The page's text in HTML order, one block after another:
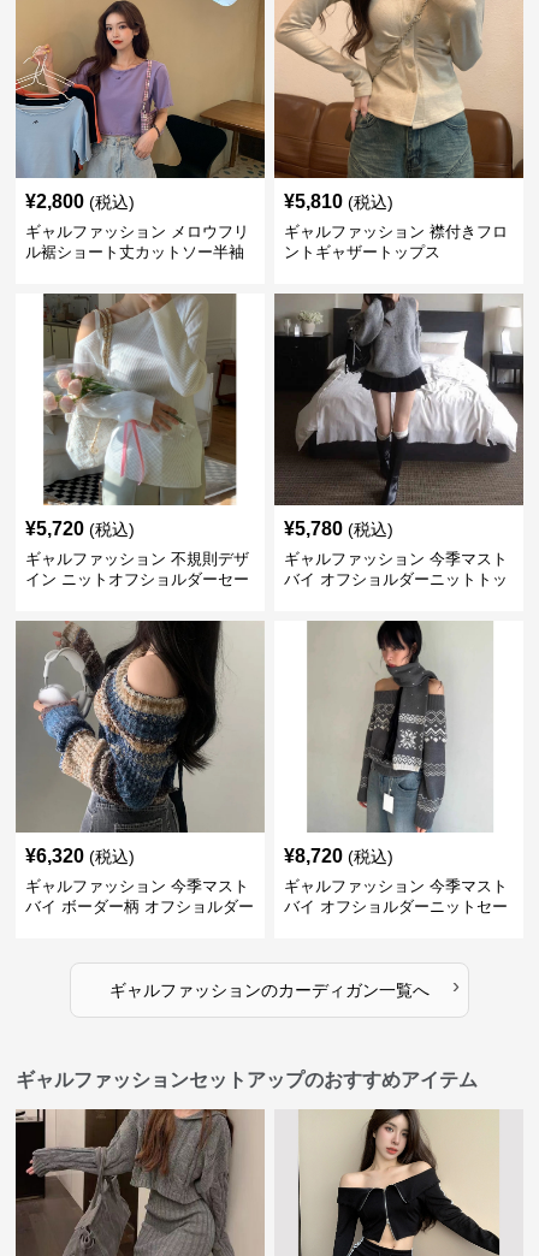
¥2,800 (税込)
ギャルファッション メロウフリ
ル裾ショート丈カットソー半袖
¥5,810 (税込)
ギャルファッション 襟付きフロ
ントギャザートップス
¥5,720 (税込)
ギャルファッション 不規則デザ
イン ニットオフショルダーセー
¥5,780 (税込)
ギャルファッション 今季マスト
バイ オフショルダーニットトッ
¥6,320 (税込)
ギャルファッション 今季マスト
バイ ボーダー柄 オフショルダー
¥8,720 (税込)
ギャルファッション 今季マスト
バイ オフショルダーニットセー
ギャルファッションのカーディガン一覧へ ›
ギャルファッションセットアップのおすすめアイテム